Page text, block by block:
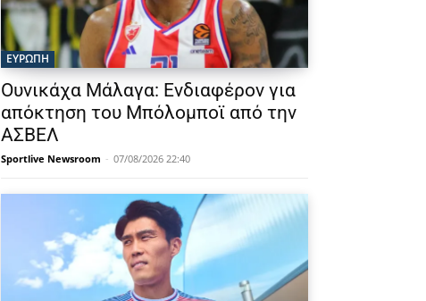
ΕΥΡΩΠΗ
Ουνικάχα Μάλαγα: Ενδιαφέρον για
απόκτηση του Μπόλομποϊ από την
ΑΣΒΕΛ
Sportlive Newsroom - 07/08/2026 22:40